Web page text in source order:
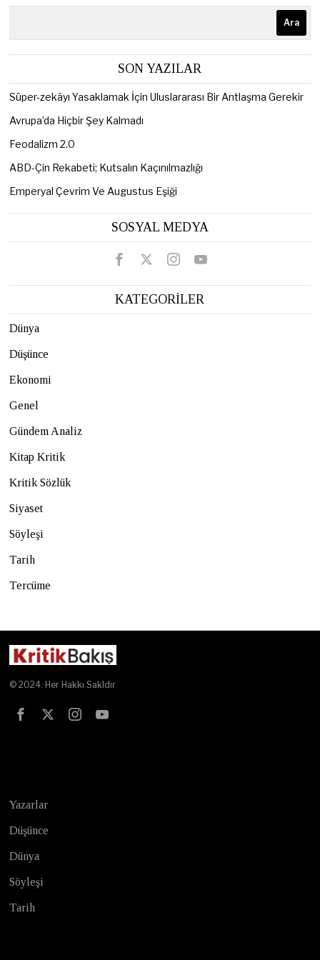
Ara
SON YAZILAR
Süper-zekâyı Yasaklamak İçin Uluslararası Bir Antlaşma Gerekir
Avrupa’da Hiçbir Şey Kalmadı
Feodalizm 2.0
ABD-Çin Rekabeti; Kutsalın Kaçınılmazlığı
Emperyal Çevrim Ve Augustus Eşiği
SOSYAL MEDYA
KATEGORİLER
Dünya
Düşünce
Ekonomi
Genel
Gündem Analiz
Kitap Kritik
Kritik Sözlük
Siyaset
Söyleşi
Tarih
Tercüme
© 2024. Her Hakkı Sakldır
Yazarlar
Düşünce
Dünya
Söyleşi
Tarih